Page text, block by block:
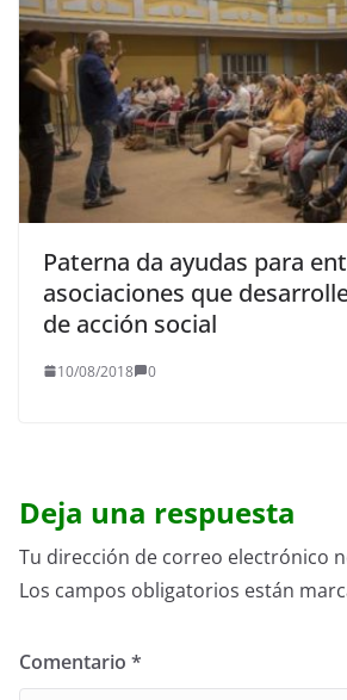
Paterna da ayudas para
asociaciones que
de acción social
10/08/2018 0
Deja una respuesta
Tu dirección de correo electrónico
Los campos obligatorios están
Comentario *